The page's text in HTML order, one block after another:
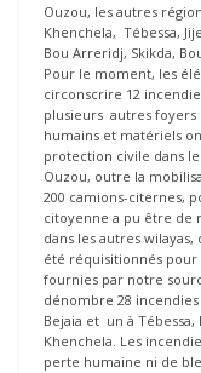
Ouzou, les autres
Khenchela, Tébessa,
Bou Arreridj, Skikda,
Pour le moment, les
circonscrire 12
plusieurs autres foyers
humains et matériels
protection civile dans
Ouzou, outre la
200 camions-citernes,
citoyenne a pu être de
dans les autres
été réquisitionnés pour
fournies par notre
dénombre 28
Bejaia et un à
Khenchela. Les
perte humaine ni de